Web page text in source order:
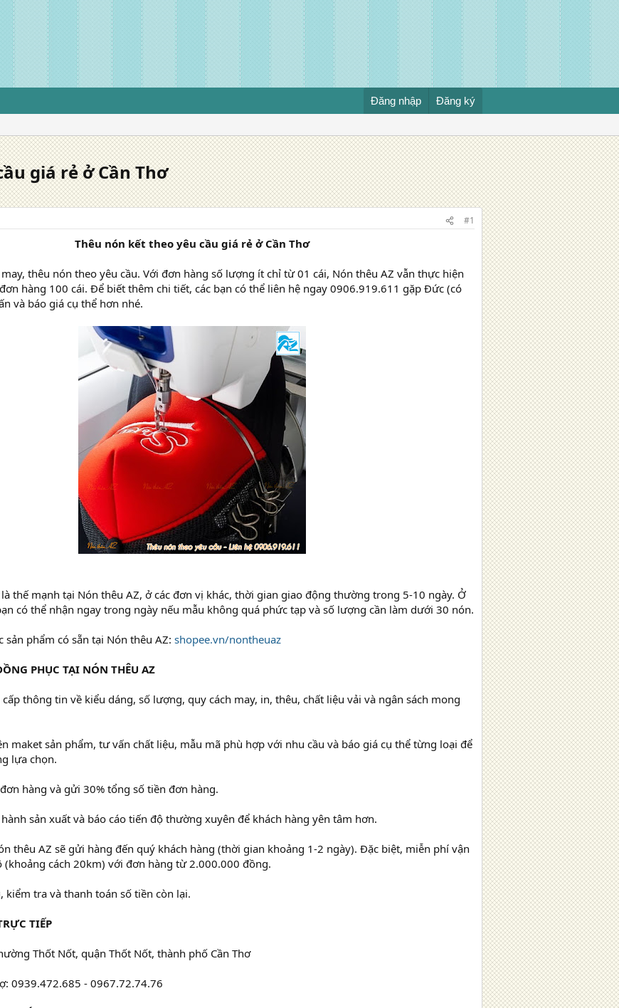
Đăng nhập Đăng ký
giá rẻ ở Cần Thơ
#1
Thêu nón kết theo yêu cầu giá rẻ ở Cần Thơ
thêu nón theo yêu cầu. Với đơn hàng số lượng ít chỉ từ 01 cái, Nón thêu AZ vẫn thực hiện
hàng 100 cái. Để biết thêm chi tiết, các bạn có thể liên hệ ngay 0906.919.611 gặp Đức (có
và báo giá cụ thể hơn nhé.
thế mạnh tại Nón thêu AZ, ở các đơn vị khác, thời gian giao động thường trong 5-10 ngày. Ở
có thể nhận ngay trong ngày nếu mẫu không quá phức tạp và số lượng cần làm dưới 30 nón.
sản phẩm có sẵn tại Nón thêu AZ: shopee.vn/nontheuaz
PHỤC TẠI NÓN THÊU AZ
thông tin về kiểu dáng, số lượng, quy cách may, in, thêu, chất liệu vải và ngân sách mong
maket sản phẩm, tư vấn chất liệu, mẫu mã phù hợp với nhu cầu và báo giá cụ thể từng loại để
lựa chọn.
hàng và gửi 30% tổng số tiền đơn hàng.
sản xuất và báo cáo tiến độ thường xuyên để khách hàng yên tâm hơn.
thêu AZ sẽ gửi hàng đến quý khách hàng (thời gian khoảng 1-2 ngày). Đặc biệt, miễn phí vận
cách 20km) với đơn hàng từ 2.000.000 đồng.
kiểm tra và thanh toán số tiền còn lại.
TIẾP
Thốt Nốt, quận Thốt Nốt, thành phố Cần Thơ
0939.472.685 - 0967.72.74.76